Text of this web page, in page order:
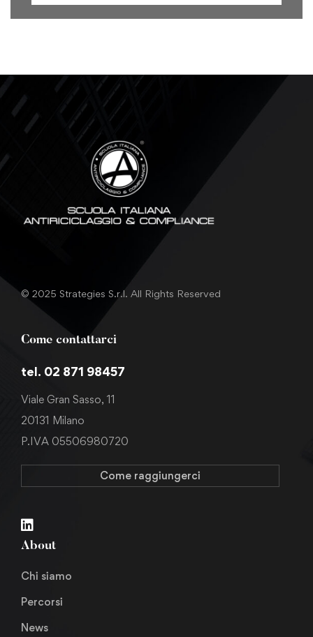
© 2025 Strategies S.r.l. All Rights Reserved
Come contattarci
tel. 02 871 98457
Viale Gran Sasso, 11
20131 Milano
P.IVA 05506980720
Come raggiungerci
About
Chi siamo
Percorsi
News